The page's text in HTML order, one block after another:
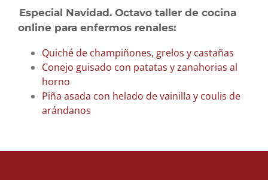
Especial Navidad. Octavo taller de cocina
online para enfermos renales:
Quiché de champiñones, grelos y castañas
Conejo guisado con patatas y zanahorias al
horno
Piña asada con helado de vainilla y coulis de
arándanos